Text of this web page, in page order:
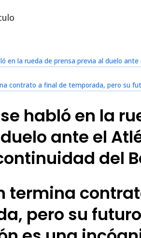
en la rueda de prensa previa al duelo
contrato a final de temporada, pero su
habló en la
ante el
del
termina
pero su